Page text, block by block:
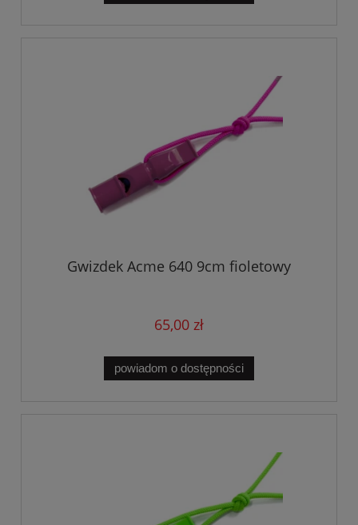
Gwizdek Acme 640 9cm fioletowy
65,00 zł
powiadom o dostępności